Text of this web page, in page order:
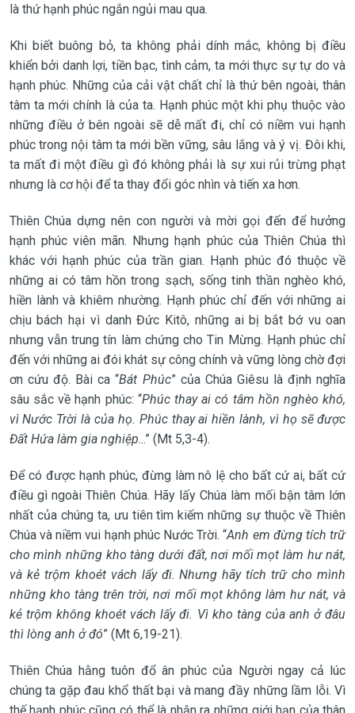
là thứ hạnh phúc ngắn ngủi mau qua.
Khi biết buông bỏ, ta không phải dính mắc, không bị điều
khiển bởi danh lợi, tiền bạc, tình cảm, ta mới thực sự tự do và
hạnh phúc. Những của cải vật chất chỉ là thứ bên ngoài, thân
tâm ta mới chính là của ta. Hạnh phúc một khi phụ thuộc vào
những điều ở bên ngoài sẽ dễ mất đi, chỉ có niềm vui hạnh
phúc trong nội tâm ta mới bền vững, sâu lắng và ý vị. Đôi khi,
ta mất đi một điều gì đó không phải là sự xui rủi trừng phạt
nhưng là cơ hội để ta thay đổi góc nhìn và tiến xa hơn.
Thiên Chúa dựng nên con người và mời gọi đến để hưởng
hạnh phúc viên mãn. Nhưng hạnh phúc của Thiên Chúa thì
khác với hạnh phúc của trần gian. Hạnh phúc đó thuộc về
những ai có tâm hồn trong sạch, sống tinh thần nghèo khó,
hiền lành và khiêm nhường. Hạnh phúc chỉ đến với những ai
chịu bách hại vì danh Đức Kitô, những ai bị bắt bớ vu oan
nhưng vẫn trung tín làm chứng cho Tin Mừng. Hạnh phúc chỉ
đến với những ai đói khát sự công chính và vững lòng chờ đợi
ơn cứu độ. Bài ca “Bát Phúc” của Chúa Giêsu là định nghĩa
sâu sắc về hạnh phúc: “Phúc thay ai có tâm hồn nghèo khó,
vì Nước Trời là của họ. Phúc thay ai hiền lành, vì họ sẽ được
Đất Hứa làm gia nghiệp...” (Mt 5,3-4).
Để có được hạnh phúc, đừng làm nô lệ cho bất cứ ai, bất cứ
điều gì ngoài Thiên Chúa. Hãy lấy Chúa làm mối bận tâm lớn
nhất của chúng ta, ưu tiên tìm kiếm những sự thuộc về Thiên
Chúa và niềm vui hạnh phúc Nước Trời. “Anh em đừng tích trữ
cho mình những kho tàng dưới đất, nơi mối mọt làm hư nát,
và kẻ trộm khoét vách lấy đi. Nhưng hãy tích trữ cho mình
những kho tàng trên trời, nơi mối mọt không làm hư nát, và
kẻ trộm không khoét vách lấy đi. Vì kho tàng của anh ở đâu
thì lòng anh ở đó” (Mt 6,19-21).
Thiên Chúa hằng tuôn đổ ân phúc của Người ngay cả lúc
chúng ta gặp đau khổ thất bại và mang đầy những lầm lỗi. Vì
thế hạnh phúc cũng có thể là nhận ra những giới hạn của thân